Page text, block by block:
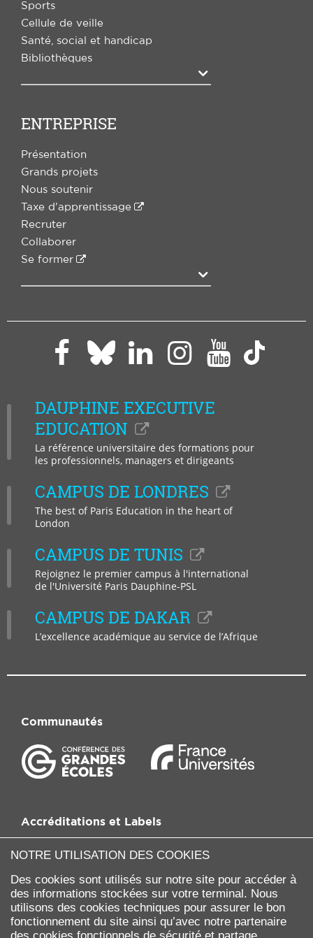
NOTRE UTILISATION DES COOKIES
Des cookies sont utilisés sur notre site pour accéder à
des informations stockées sur votre terminal. Nous
utilisons des cookies techniques pour assurer le bon
fonctionnement du site ainsi qu’avec notre partenaire
Sports
Cellule de veille
Santé, social et handicap
Bibliothèques
Agrandir
ENTREPRISE
Présentation
Grands projets
Nous soutenir
Taxe d'apprentissage
Recruter
Collaborer
Se former
Agrandir
Paris
Dauphine
sur
Facebook
Paris
Dauphine
sur
Bluesky
Paris
Dauphine
sur
LinkedIn
Paris
Dauphine
sur
Instagram
Paris
sur
Paris
DAUPHINE EXECUTIVE
EDUCATION
La référence universitaire des formations pour
les professionnels, managers et dirigeants
CAMPUS DE LONDRES
The best of Paris Education in the heart of
London
CAMPUS DE TUNIS
Rejoignez le premier campus à l'international
de l'Université Paris Dauphine-PSL
CAMPUS DE DAKAR
L’excellence académique au service de l’Afrique
Communautés
Accréditations et Labels